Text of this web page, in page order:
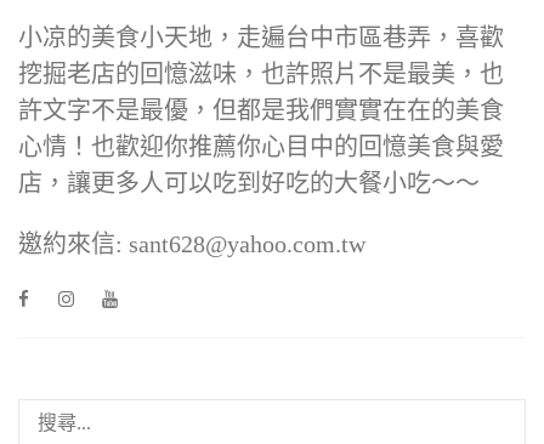
小凉的美食小天地，走遍台中市區巷弄，喜歡
挖掘老店的回憶滋味，也許照片不是最美，也
許文字不是最優，但都是我們實實在在的美食
心情！也歡迎你推薦你心目中的回憶美食與愛
店，讓更多人可以吃到好吃的大餐小吃～～
邀約來信: sant628@yahoo.com.tw